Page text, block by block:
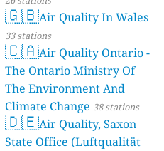
🇬🇧Air Quality In Wales
33 stations
🇨🇦Air Quality Ontario -
The Ontario Ministry Of
The Environment And
Climate Change 38 stations
🇩🇪Air Quality, Saxon
State Office (Luftqualität